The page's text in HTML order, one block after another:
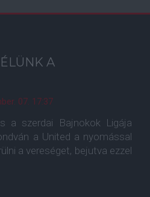
A
07. 17:37
a szerdai Bajnokok Ligája
a United a nyomással
a vereséget, bejutva ezzel